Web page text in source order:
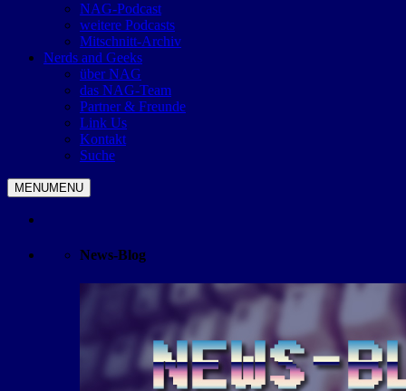
NAG-Podcast
weitere Podcasts
Mitschnitt-Archiv
Nerds and Geeks
über NAG
das NAG-Team
Partner & Freunde
Link Us
Kontakt
Suche
MENUMENU
News-Blog